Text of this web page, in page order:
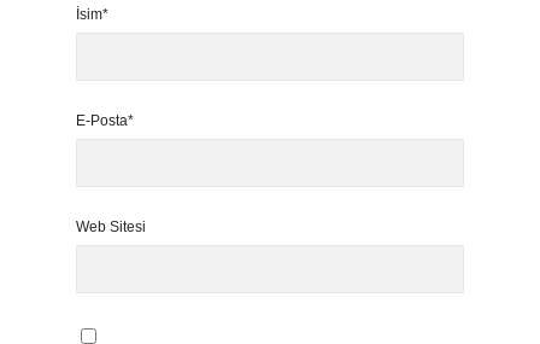
İsim*
E-Posta*
Web Sitesi